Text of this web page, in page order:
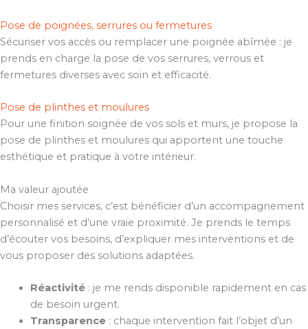
Pose de poignées, serrures ou fermetures
Sécuriser vos accès ou remplacer une poignée abîmée : je
prends en charge la pose de vos serrures, verrous et
fermetures diverses avec soin et efficacité.
Pose de plinthes et moulures
Pour une finition soignée de vos sols et murs, je propose la
pose de plinthes et moulures qui apportent une touche
esthétique et pratique à votre intérieur.
Ma valeur ajoutée
Choisir mes services, c’est bénéficier d’un accompagnement
personnalisé et d’une vraie proximité. Je prends le temps
d’écouter vos besoins, d’expliquer mes interventions et de
vous proposer des solutions adaptées.
Réactivité: je me rends disponible rapidement en cas
de besoin urgent.
Transparence: chaque intervention fait l’objet d’un